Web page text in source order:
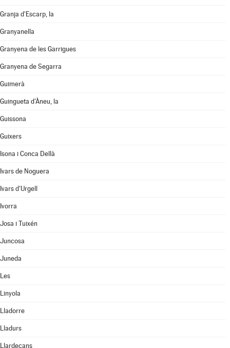
Granja d'Escarp, la
Granyanella
Granyena de les Garrigues
Granyena de Segarra
Guimerà
Guingueta d'Àneu, la
Guissona
Guixers
Isona i Conca Dellà
Ivars de Noguera
Ivars d'Urgell
Ivorra
Josa i Tuixén
Juncosa
Juneda
Les
Linyola
Lladorre
Lladurs
Llardecans